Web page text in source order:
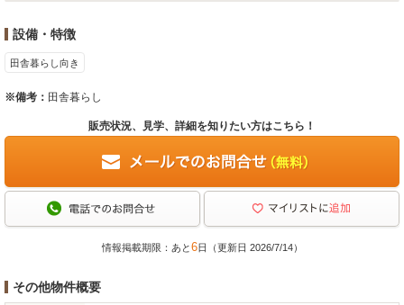
設備・特徴
田舎暮らし向き
※備考： 田舎暮らし
販売状況、見学、詳細を知りたい方はこちら！
情報掲載期限：あと6日（更新日 2026/7/14）
その他物件概要